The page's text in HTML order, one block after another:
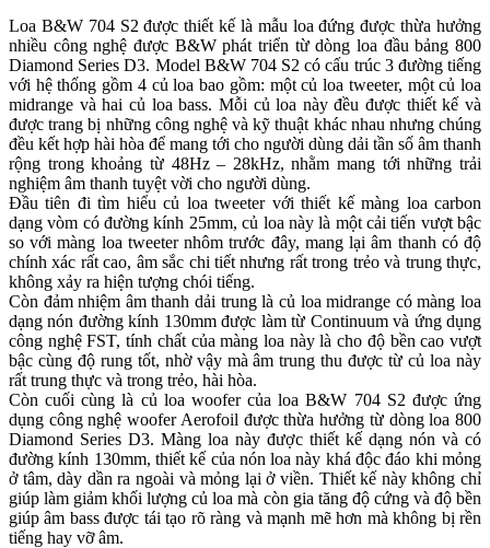
Loa B&W 704 S2 được thiết kế là mẫu loa đứng được thừa hưởng
nhiều công nghệ được B&W phát triển từ dòng loa đầu bảng 800
Diamond Series D3. Model B&W 704 S2 có cấu trúc 3 đường tiếng
với hệ thống gồm 4 củ loa bao gồm: một củ loa tweeter, một củ loa
midrange và hai củ loa bass. Mỗi củ loa này đều được thiết kế và
được trang bị những công nghệ và kỹ thuật khác nhau nhưng chúng
đều kết hợp hài hòa để mang tới cho người dùng dải tần số âm thanh
rộng trong khoảng từ 48Hz – 28kHz, nhằm mang tới những trải
nghiệm âm thanh tuyệt vời cho người dùng.
Đầu tiên đi tìm hiểu củ loa tweeter với thiết kế màng loa carbon
dạng vòm có đường kính 25mm, củ loa này là một cải tiến vượt bậc
so với màng loa tweeter nhôm trước đây, mang lại âm thanh có độ
chính xác rất cao, âm sắc chi tiết nhưng rất trong trẻo và trung thực,
không xảy ra hiện tượng chói tiếng.
Còn đảm nhiệm âm thanh dải trung là củ loa midrange có màng loa
dạng nón đường kính 130mm được làm từ Continuum và ứng dụng
công nghệ FST, tính chất của màng loa này là cho độ bền cao vượt
bậc cùng độ rung tốt, nhờ vậy mà âm trung thu được từ củ loa này
rất trung thực và trong trẻo, hài hòa.
Còn cuối cùng là củ loa woofer của loa B&W 704 S2 được ứng
dụng công nghệ woofer Aerofoil được thừa hưởng từ dòng loa 800
Diamond Series D3. Màng loa này được thiết kế dạng nón và có
đường kính 130mm, thiết kế của nón loa này khá độc đáo khi mỏng
ở tâm, dày dần ra ngoài và mỏng lại ở viền. Thiết kế này không chỉ
giúp làm giảm khối lượng củ loa mà còn gia tăng độ cứng và độ bền
giúp âm bass được tái tạo rõ ràng và mạnh mẽ hơn mà không bị rền
tiếng hay vỡ âm.